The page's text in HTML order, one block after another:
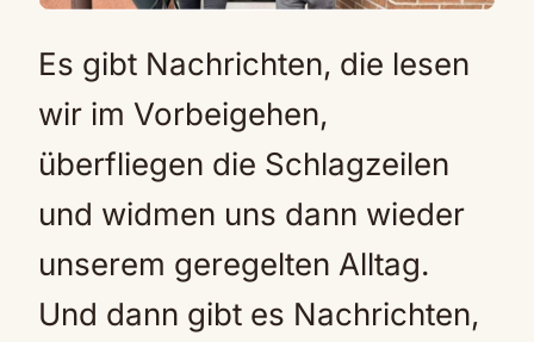
Es gibt Nachrichten, die lesen
wir im Vorbeigehen,
überfliegen die Schlagzeilen
und widmen uns dann wieder
unserem geregelten Alltag.
Und dann gibt es Nachrichten,